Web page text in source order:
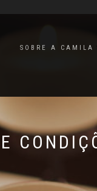
SOBRE A CAMILA